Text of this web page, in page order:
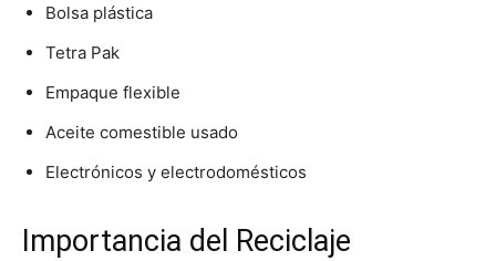
Bolsa plástica
Tetra Pak
Empaque flexible
Aceite comestible usado
Electrónicos y electrodomésticos
Importancia del Reciclaje